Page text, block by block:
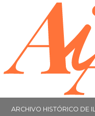
ARCHIVO HISTÓRICO DE